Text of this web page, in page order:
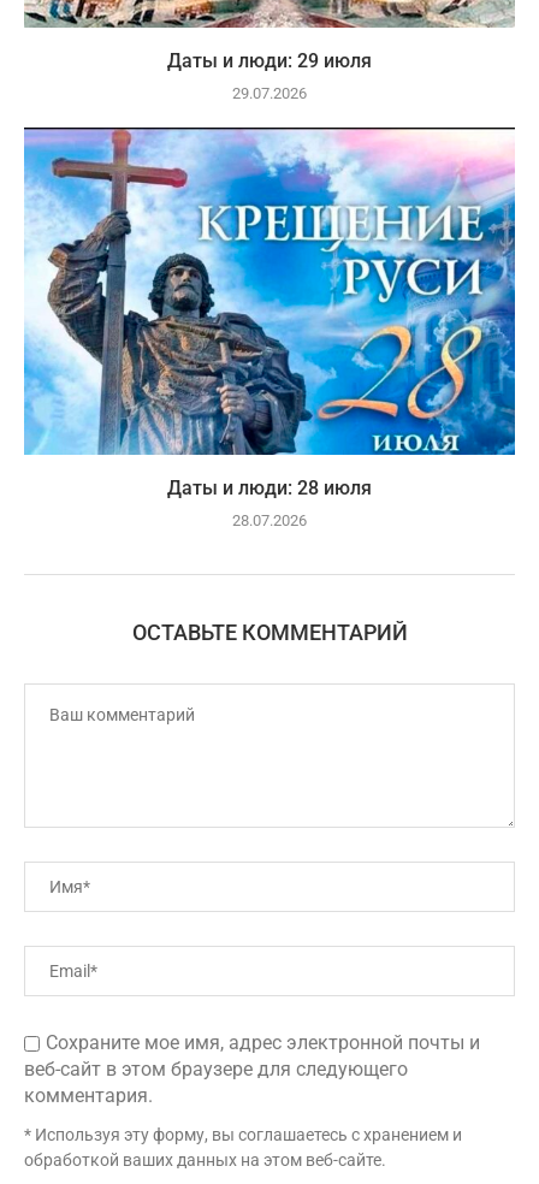
Даты и люди: 29 июля
29.07.2026
Даты и люди: 28 июля
28.07.2026
ОСТАВЬТЕ КОММЕНТАРИЙ
Сохраните мое имя, адрес электронной почты и
веб-сайт в этом браузере для следующего
комментария.
* Используя эту форму, вы соглашаетесь с хранением и
обработкой ваших данных на этом веб-сайте.